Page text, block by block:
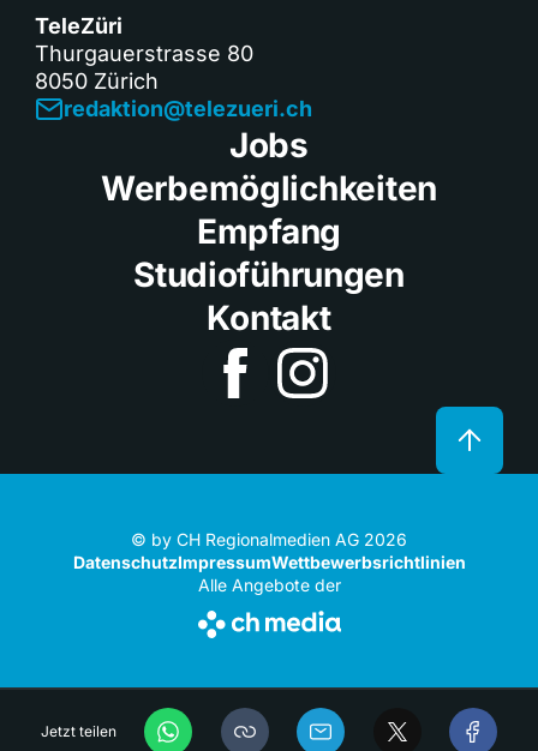
Jetzt teilen
TeleZüri
Thurgauerstrasse 80
8050 Zürich
redaktion@telezueri.ch
Jobs
Werbemöglichkeiten
Empfang
Studioführungen
Kontakt
© by CH Regionalmedien AG 2026
DatenschutzImpressumWettbewerbsrichtlinien
Alle Angebote der